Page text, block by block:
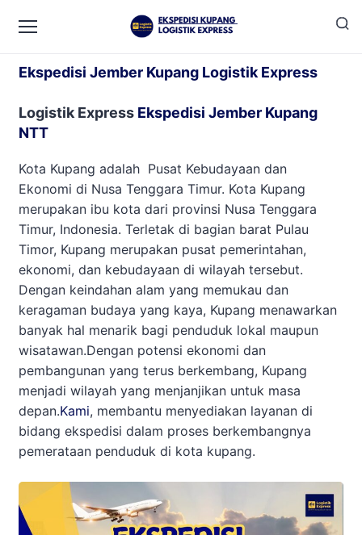
Ekspedisi Jember Kupang
Ekspedisi Jember Kupang Logistik Express
Logistik Express Ekspedisi Jember Kupang
NTT
Kota Kupang adalah Pusat Kebudayaan dan
Ekonomi di Nusa Tenggara Timur. Kota Kupang
merupakan ibu kota dari provinsi Nusa Tenggara
Timur, Indonesia. Terletak di bagian barat Pulau
Timor, Kupang merupakan pusat pemerintahan,
ekonomi, dan kebudayaan di wilayah tersebut.
Dengan keindahan alam yang memukau dan
keragaman budaya yang kaya, Kupang menawarkan
banyak hal menarik bagi penduduk lokal maupun
wisatawan.Dengan potensi ekonomi dan
pembangunan yang terus berkembang, Kupang
menjadi wilayah yang menjanjikan untuk masa
depan.Kami, membantu menyediakan layanan di
bidang ekspedisi dalam proses berkembangnya
pemerataan penduduk di kota kupang.